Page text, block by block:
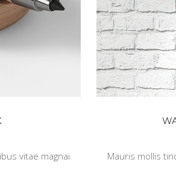
vitae magnai
Mauris mollis